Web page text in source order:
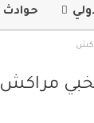
حوادث
مراكش